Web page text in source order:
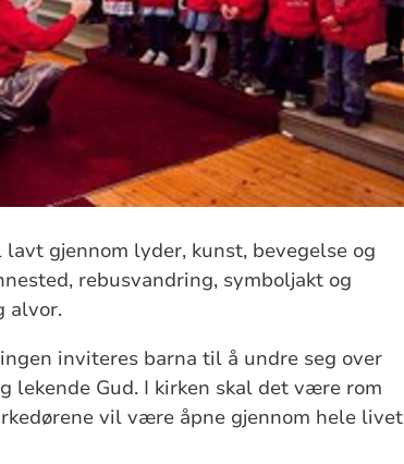
gjennom lyder, kunst, bevegelse og
rebusvandring, symboljakt og
alvor.
inviteres barna til å undre seg over
Gud. I kirken skal det være rom
vil være åpne gjennom hele livet